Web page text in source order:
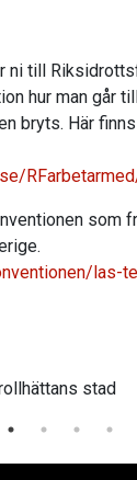
ni till
hur man går
bryts. Här
som
las-